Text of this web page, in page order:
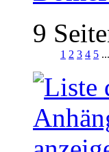
9
1 2 3 4 5 ...